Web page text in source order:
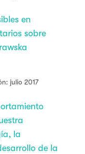
en
sobre
julio 2017
la
de la